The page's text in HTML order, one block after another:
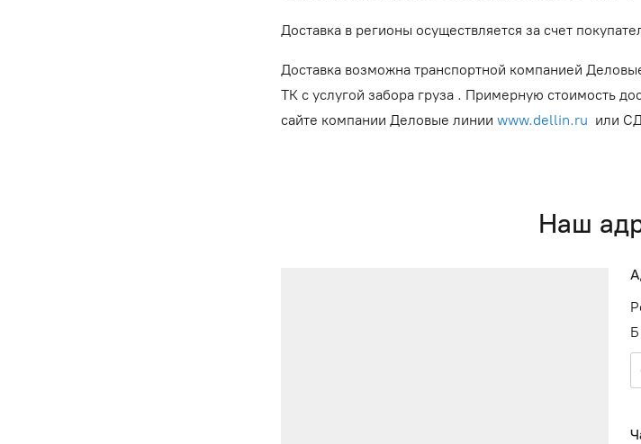
Доставка в регионы осуществляется за счет
Доставка возможна транспортной компанией
ТК с услугой забора груза . Примерную стоимость
сайте компании Деловые линии www.dellin.ru или
Наш